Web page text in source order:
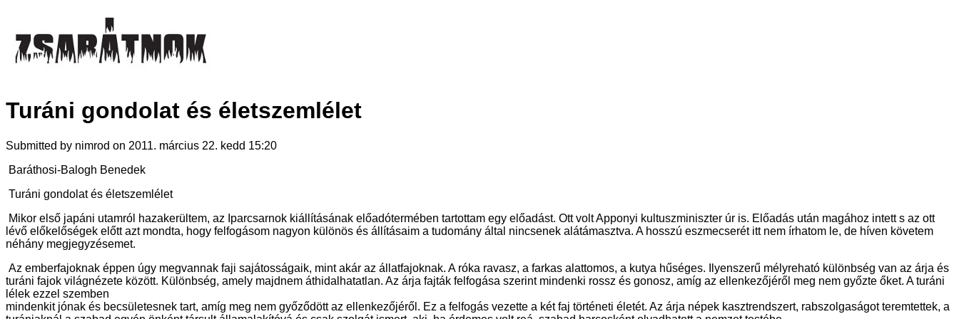
Turáni gondolat és életszemlélet
Submitted by nimrod on 2011. március 22. kedd 15:20
Baráthosi-Balogh Benedek
Turáni gondolat és életszemlélet
Mikor első japáni utamról hazakerültem, az Iparcsarnok kiállításának előadótermében tartottam egy előadást. Ott volt Apponyi kultuszminiszter úr is. Előadás után magához intett s az ott
lévő előkelőségek előtt azt mondta, hogy felfogásom nagyon különös és állításaim a tudomány által nincsenek alátámasztva. A hosszú eszmecserét itt nem írhatom le, de híven követem
néhány megjegyzésemet.
Az emberfajoknak éppen úgy megvannak faji sajátosságaik, mint akár az állatfajoknak. A róka ravasz, a farkas alattomos, a kutya hűséges. Ilyenszerű mélyreható különbség van az árja és
turáni fajok világnézete között. Különbség, amely majdnem áthidalhatatlan. Az árja fajták felfogása szerint mindenki rossz és gonosz, amíg az ellenkezőjéről meg nem győzte őket. A turáni
lélek ezzel szemben
mindenkit jónak és becsületesnek tart, amíg meg nem győződött az ellenkezőjéről. Ez a felfogás vezette a két faj történeti életét. Az árja népek kasztrendszert, rabszolgaságot teremtettek, a